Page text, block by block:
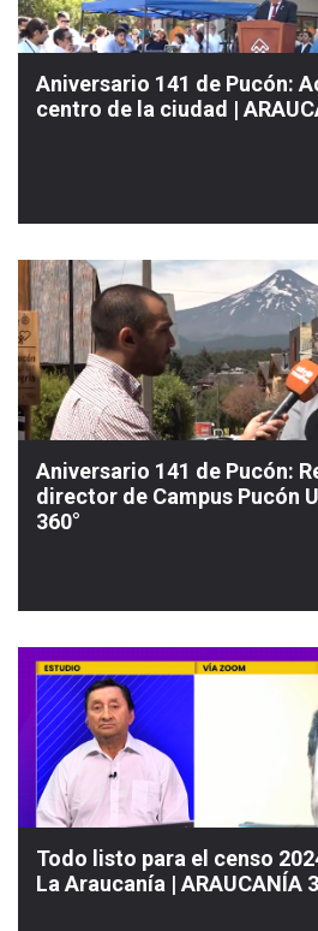
Aniversario 141 de Pucón:
centro de la ciudad |
Aniversario 141 de Pucón:
director de Campus Pucón
360°
Todo listo para el censo
La Araucanía | ARAUCANÍA